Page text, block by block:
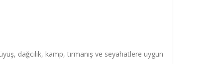
dağcılık, kamp, tırmanış ve seyahatlere uygun